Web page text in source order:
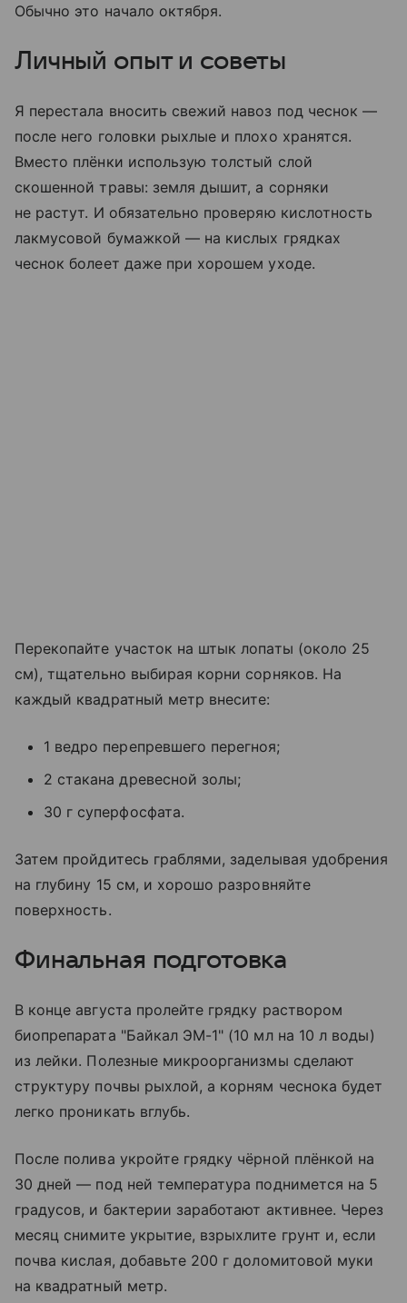
Обычно это начало октября.
Личный опыт и советы
Я перестала вносить свежий навоз под чеснок —
после него головки рыхлые и плохо хранятся.
Вместо плёнки использую толстый слой
скошенной травы: земля дышит, а сорняки
не растут. И обязательно проверяю кислотность
лакмусовой бумажкой — на кислых грядках
чеснок болеет даже при хорошем уходе.
Перекопайте участок на штык лопаты (около 25
см), тщательно выбирая корни сорняков. На
каждый квадратный метр внесите:
1 ведро перепревшего перегноя;
2 стакана древесной золы;
30 г суперфосфата.
Затем пройдитесь граблями, заделывая удобрения
на глубину 15 см, и хорошо разровняйте
поверхность.
Финальная подготовка
В конце августа пролейте грядку раствором
биопрепарата "Байкал ЭМ-1" (10 мл на 10 л воды)
из лейки. Полезные микроорганизмы сделают
структуру почвы рыхлой, а корням чеснока будет
легко проникать вглубь.
После полива укройте грядку чёрной плёнкой на
30 дней — под ней температура поднимется на 5
градусов, и бактерии заработают активнее. Через
месяц снимите укрытие, взрыхлите грунт и, если
почва кислая, добавьте 200 г доломитовой муки
на квадратный метр.